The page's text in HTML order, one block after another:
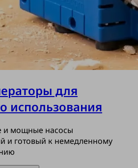
для
использования
и мощные насосы
и готовый к немедленному